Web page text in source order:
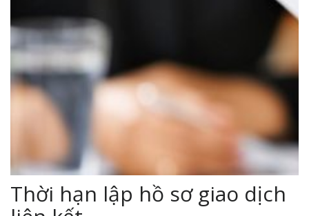
Thời hạn lập hồ sơ giao dịch